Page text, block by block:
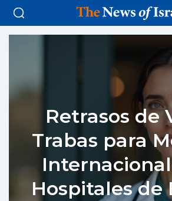
Retrasos de
Trabas para
Hospitales de